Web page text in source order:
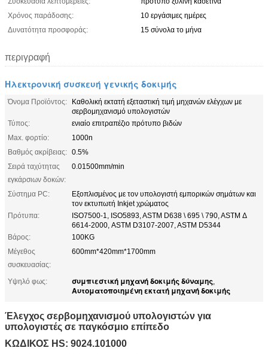
Χρόνος παράδοσης:
10 εργάσιμες ημέρες
Δυνατότητα προσφοράς:
15 σύνολα το μήνα
περιγραφή
Ηλεκτρονική συσκευή γενικής δοκιμής
Όνομα Προϊόντος:
Καθολική εκτατή εξεταστική τιμή μηχανών ελέγχων με
σερβομηχανισμό υπολογιστών
Τύπος:
ενιαίο επιτραπέζιο πρότυπο βιδών
Max. φορτίο:
1000n
Βαθμός ακρίβειας: 0.5%
Σειρά ταχύτητας
εγκάρσιων δοκών:
0.01500mm/min
Σύστημα PC:
Εξοπλισμένος με τον υπολογιστή εμπορικών σημάτων και
τον εκτυπωτή Inkjet χρώματος
Πρότυπα:
ISO7500-1, ISO5893, ASTM D638 \ 695 \ 790, ASTM Δ
6614-2000, ASTM D3107-2007, ASTM D5344
Βάρος:
100KG
Μέγεθος
συσκευασίας:
600mm*420mm*1700mm
Υψηλό φως: συμπιεστική μηχανή δοκιμής δύναμης,
Αυτοματοποιημένη εκτατή μηχανή δοκιμής
Έλεγχος σερβομηχανισμού υπολογιστών για
υπολογιστές σε παγκόσμιο επίπεδο
ΚΩΔΙΚΟΣ HS: 9024.101000